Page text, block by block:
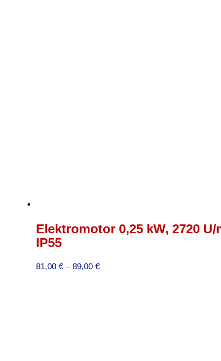
Elektromotor 0,25 kW, 2720 U/
IP55
81,00 € – 89,00 €Preisspanne: